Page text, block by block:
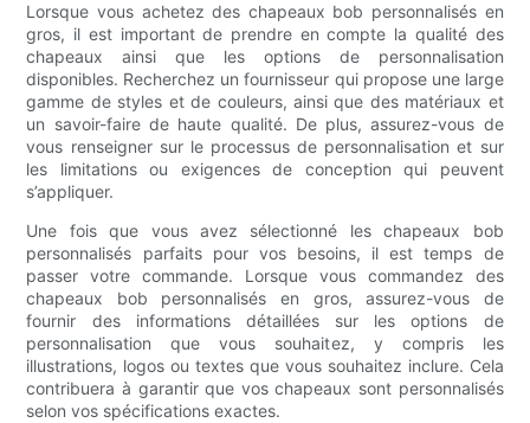
Lorsque vous achetez des chapeaux bob personnalisés en
gros, il est important de prendre en compte la qualité des
chapeaux ainsi que les options de personnalisation
disponibles. Recherchez un fournisseur qui propose une large
gamme de styles et de couleurs, ainsi que des matériaux et
un savoir-faire de haute qualité. De plus, assurez-vous de
vous renseigner sur le processus de personnalisation et sur
les limitations ou exigences de conception qui peuvent
s’appliquer.
Une fois que vous avez sélectionné les chapeaux bob
personnalisés parfaits pour vos besoins, il est temps de
passer votre commande. Lorsque vous commandez des
chapeaux bob personnalisés en gros, assurez-vous de
fournir des informations détaillées sur les options de
personnalisation que vous souhaitez, y compris les
illustrations, logos ou textes que vous souhaitez inclure. Cela
contribuera à garantir que vos chapeaux sont personnalisés
selon vos spécifications exactes.